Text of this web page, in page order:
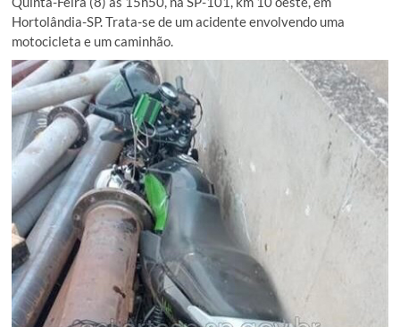
Hortolândia-SP. Trata-se de um acidente envolvendo uma
motocicleta e um caminhão.